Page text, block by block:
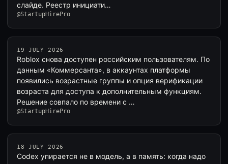
слайде. Реестр инициати…
@StartupHirePro
19 JULY 2026
Roblox снова доступен российским пользователям. По
данным «Коммерсанта», в аккаунтах платформы
появились возрастные группы и опция верификации
возраста для доступа к дополнительным функциям.
Решение совпало по времени с …
@StartupHirePro
18 JULY 2026
Codex упирается не в модель, а в память: когда надо